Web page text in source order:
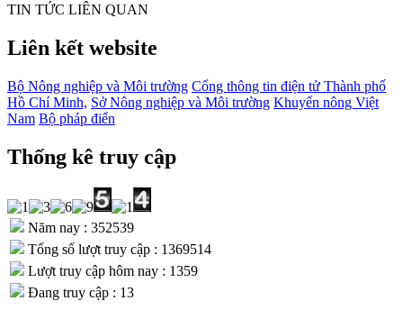
TIN TỨC LIÊN QUAN
Liên kết website
Bộ Nông nghiệp và Môi trường Cổng thông tin điện tử Thành phố
Hồ Chí Minh, Sở Nông nghiệp và Môi trường Khuyến nông Việt
Nam Bộ pháp điển
Thống kê truy cập
Năm nay : 352539
Tổng số lượt truy cập : 1369514
Lượt truy cập hôm nay : 1359
Đang truy cập : 13